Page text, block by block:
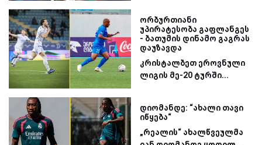
ორბურთიანი
უპირატესობა გაფლანგეს
- ბათუმის დინამო გაგრას
დაუზავდა
კრისტალბეთ ეროვნული
ლიგის მე-20 ტურში...
დიომანდე: “ახალი თავი
იწყება“
„რეალის“ ახალწვეულმა